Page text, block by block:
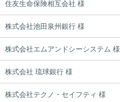
住友生命保険相互会社 様
株式会社池田泉州銀行 様
株式会社エムアンドシーシステム 様
株式会社 琉球銀行 様
株式会社テクノ・セイフティ 様